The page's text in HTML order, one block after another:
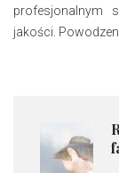
profesjonalnym
jakości.